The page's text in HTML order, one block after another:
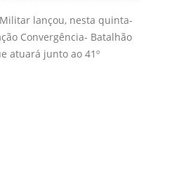
lançou, nesta quinta-
Convergência- Batalhão
atuará junto ao 41º